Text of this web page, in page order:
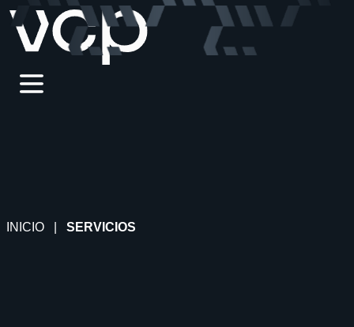
INICIO SERVICIOS